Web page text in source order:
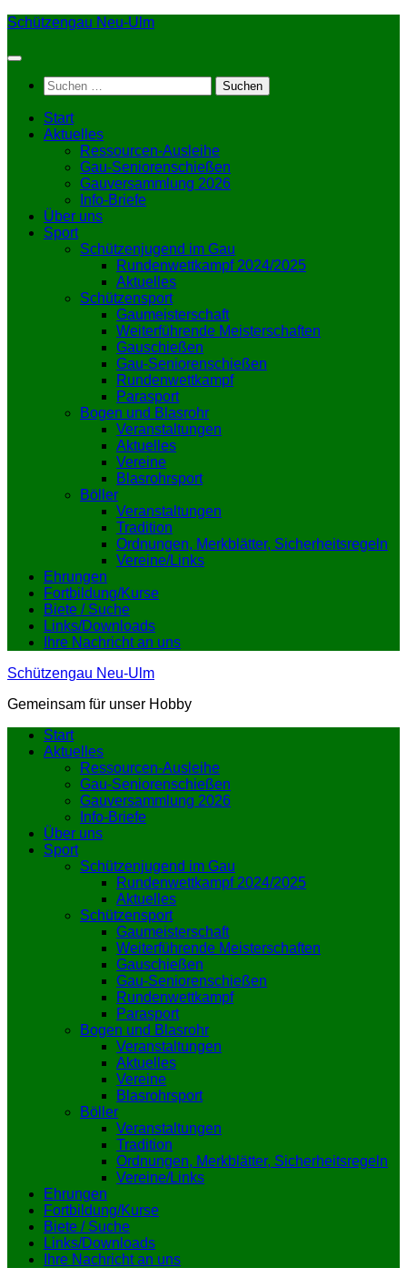
Zum
springen
Schützengau Neu-Ulm
Suchen
nach:
Start
Aktuelles
Ressourcen-Ausleihe
Gau-Seniorenschießen
Gauversammlung 2026
Info-Briefe
Über uns
Sport
Schützenjugend im Gau
Rundenwettkampf 2024/2025
Aktuelles
Schützensport
Gaumeisterschaft
Weiterführende Meisterschaften
Gauschießen
Gau-Seniorenschießen
Rundenwettkampf
Parasport
Bogen und Blasrohr
Veranstaltungen
Aktuelles
Vereine
Blasrohrsport
Böller
Veranstaltungen
Tradition
Ordnungen, Merkblätter, Sicherheitsregeln
Vereine/Links
Ehrungen
Fortbildung/Kurse
Biete / Suche
Links/Downloads
Ihre Nachricht an uns
Schützengau Neu-Ulm
Gemeinsam für unser Hobby
Start
Aktuelles
Ressourcen-Ausleihe
Gau-Seniorenschießen
Gauversammlung 2026
Info-Briefe
Über uns
Sport
Schützenjugend im Gau
Rundenwettkampf 2024/2025
Aktuelles
Schützensport
Gaumeisterschaft
Weiterführende Meisterschaften
Gauschießen
Gau-Seniorenschießen
Rundenwettkampf
Parasport
Bogen und Blasrohr
Veranstaltungen
Aktuelles
Vereine
Blasrohrsport
Böller
Veranstaltungen
Tradition
Ordnungen, Merkblätter, Sicherheitsregeln
Vereine/Links
Ehrungen
Fortbildung/Kurse
Biete / Suche
Links/Downloads
Ihre Nachricht an uns